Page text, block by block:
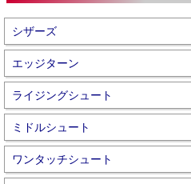
シザーズ
エッジターン
ライジングシュート
ミドルシュート
ワンタッチシュート